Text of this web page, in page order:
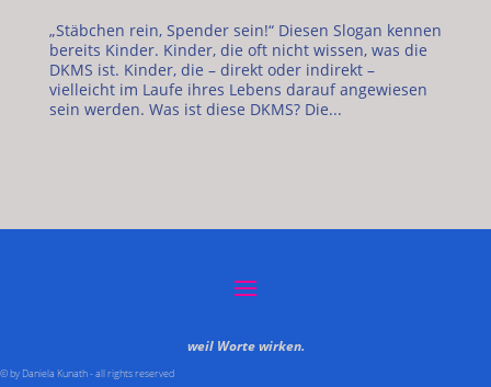
„Stäbchen rein, Spender sein!“ Diesen Slogan kennen
bereits Kinder. Kinder, die oft nicht wissen, was die
DKMS ist. Kinder, die – direkt oder indirekt –
vielleicht im Laufe ihres Lebens darauf angewiesen
sein werden. Was ist diese DKMS? Die...
weil Worte wirken.
© by Daniela Kunath - all rights reserved